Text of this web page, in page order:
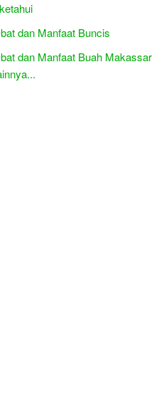
dan Manfaat Buncis
dan Manfaat Buah Makassar